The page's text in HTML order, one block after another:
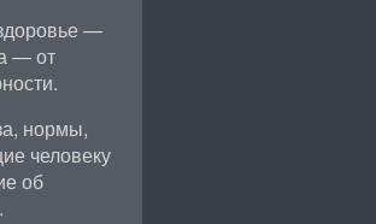
—
— от
нормы,
человеку
об